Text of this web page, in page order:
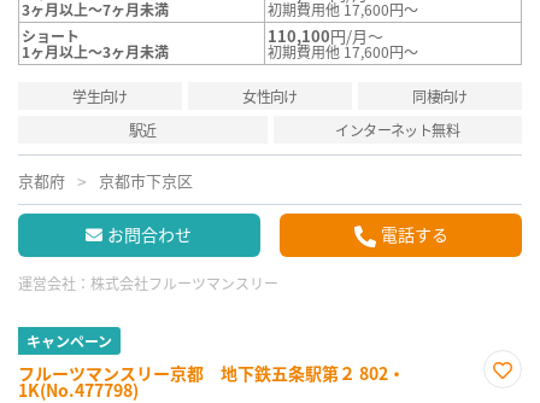
3ヶ月以上～7ヶ月未満
初期費用他 17,600円～
ショート
1ヶ月以上～3ヶ月未満
110,100円/月～
初期費用他 17,600円～
学生向け 女性向け
同棲向け
駅近
インターネット無料
京都府 京都市下京区
お問合わせ 電話する
運営会社： 株式会社フルーツマンスリー
キャンペーン
フルーツマンスリー京都 地下鉄五条駅第２ 802・
1K(No.477798)